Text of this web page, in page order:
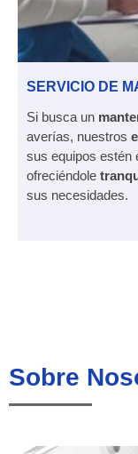
SERVICIO DE
Si busca un
averías, nuestros
sus equipos estén
ofreciéndole
sus necesidades.
Sobre